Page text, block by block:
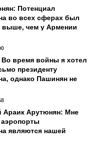
Потенциал
во всех сферах был
выше, чем у Армении
время войны я хотел
президенту
однако Пашинян не
Арутюнян: Мне
аэропорты
являются нашей